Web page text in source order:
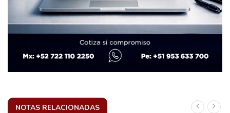
NOTAS RELACIONADAS